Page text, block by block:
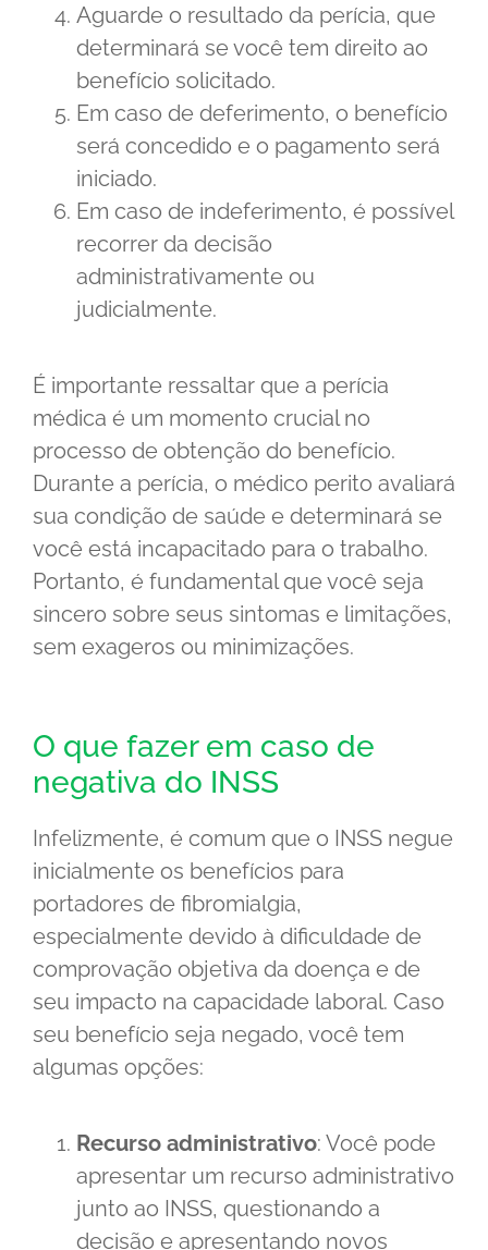
Aguarde o resultado da perícia, que
determinará se você tem direito ao
benefício solicitado.
Em caso de deferimento, o benefício
será concedido e o pagamento será
iniciado.
Em caso de indeferimento, é possível
recorrer da decisão
administrativamente ou
judicialmente.
É importante ressaltar que a perícia
médica é um momento crucial no
processo de obtenção do benefício.
Durante a perícia, o médico perito avaliará
sua condição de saúde e determinará se
você está incapacitado para o trabalho.
Portanto, é fundamental que você seja
sincero sobre seus sintomas e limitações,
sem exageros ou minimizações.
O que fazer em caso de
negativa do INSS
Infelizmente, é comum que o INSS negue
inicialmente os benefícios para
portadores de fibromialgia,
especialmente devido à dificuldade de
comprovação objetiva da doença e de
seu impacto na capacidade laboral. Caso
seu benefício seja negado, você tem
algumas opções:
Recurso administrativo: Você pode
apresentar um recurso administrativo
junto ao INSS, questionando a
decisão e apresentando novos